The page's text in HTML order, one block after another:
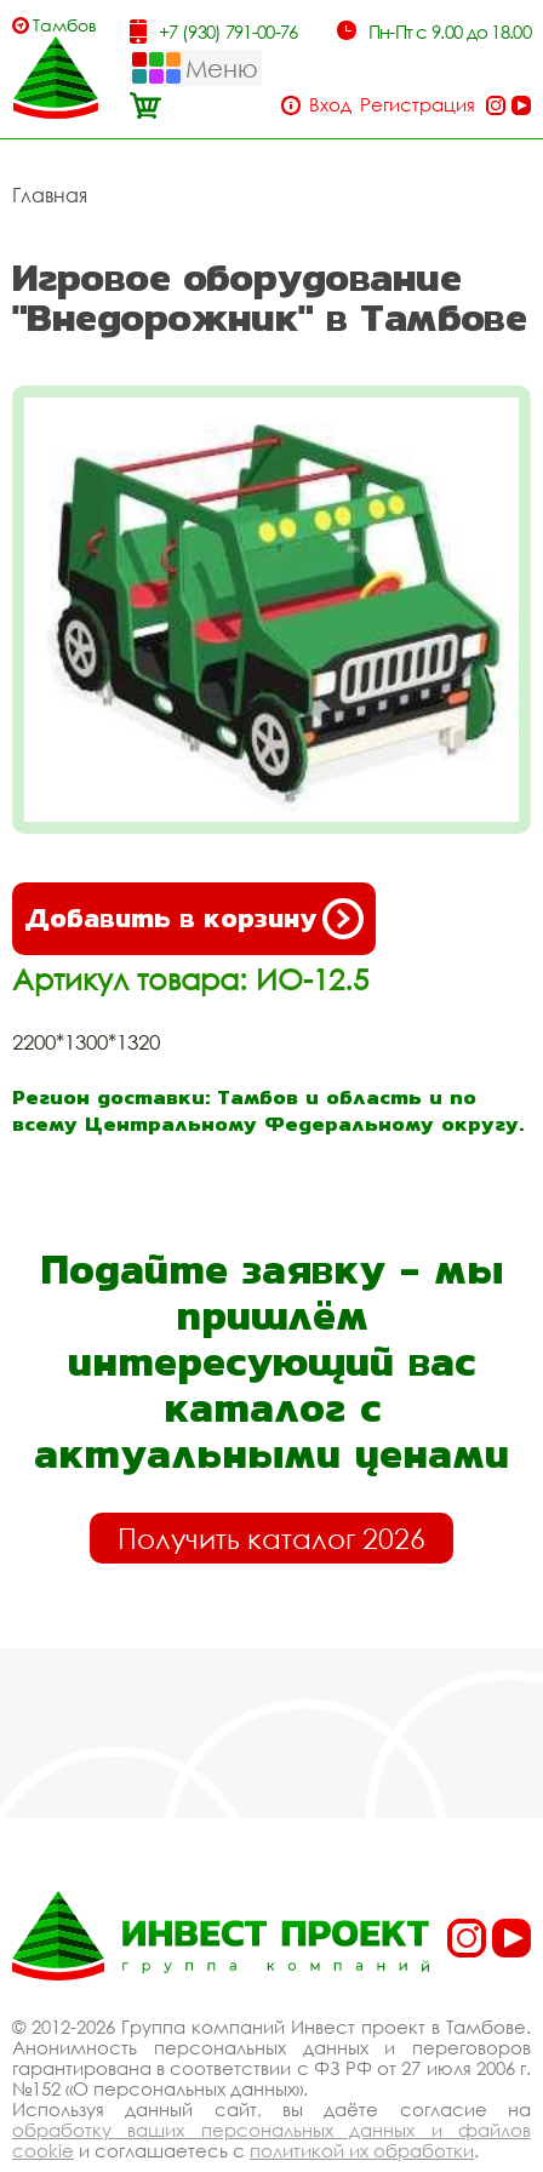
Тамбов +7 (930) 791-00-76 Пн-Пт с 9.00 до 18.00
Меню
Вход Регистрация
Главная
Игровое оборудование
"Внедорожник" в Тамбове
Добавить в корзину
Артикул товара: ИО-12.5
2200*1300*1320
Регион доставки: Тамбов и область и по
всему Центральному Федеральному округу.
Подайте заявку - мы
пришлём
интересующий вас
каталог с
актуальными ценами
Получить каталог 2026
© 2012-2026 Группа компаний Инвест проект в Тамбове.
Анонимность персональных данных и переговоров
гарантирована в соответствии с ФЗ РФ от 27 июля 2006 г.
№152 «О персональных данных».
Используя данный сайт, вы даёте согласие на
обработку ваших персональных данных и файлов
cookie и соглашаетесь с политикой их обработки.